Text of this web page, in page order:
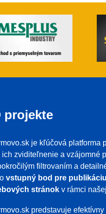
projekte
je kľúčová platforma
ich zviditeľnenie a vzájomné
filtrovaním a
vstupný bod pre
stránok v rámci
predstavuje